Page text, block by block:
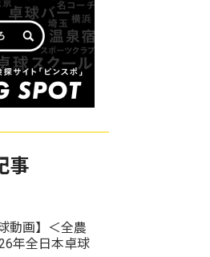
事
動画】＜全農
年全日本卓球